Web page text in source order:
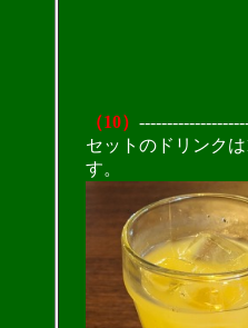
（10）
セットのドリンク
す。